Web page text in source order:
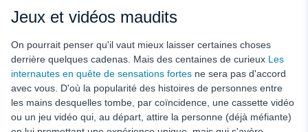
Jeux et vidéos maudits
On pourrait penser qu'il vaut mieux laisser certaines choses
derrière quelques cadenas. Mais des centaines de curieux Les
internautes en quête de sensations fortes ne sera pas d'accord
avec vous. D'où la popularité des histoires de personnes entre
les mains desquelles tombe, par coïncidence, une cassette vidéo
ou un jeu vidéo qui, au départ, attire la personne (déjà méfiante)